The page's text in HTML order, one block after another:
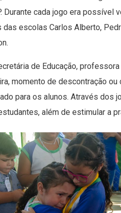
Durante cada jogo era possível
escolas Carlos Alberto,
de Educação,
momento de descontração
para os alunos. Através dos
além de estimular a